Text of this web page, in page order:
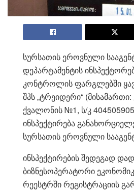
სურსათის ეროვნული
დეპარტამენტის
კონტროლის ფარგლებში
შპს „ტრეიდერი“
ქვალონის №1, ს/კ
ინსპექტირება
სურსათის ეროვნული
ინსპექტირების შედეგად
ბიზნესოპერატორი
რეესტრში რეგისტრაციის